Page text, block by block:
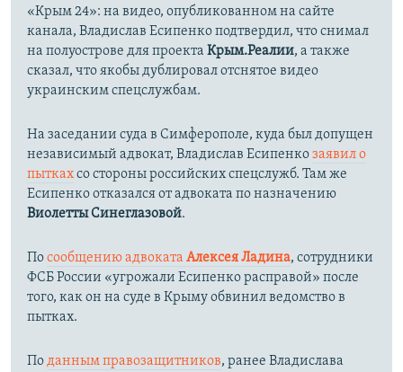
«Крым 24»: на видео, опубликованном на сайте
канала, Владислав Есипенко подтвердил, что снимал
на полуострове для проекта Крым.Реалии, а также
сказал, что якобы дублировал отснятое видео
украинским спецслужбам.
На заседании суда в Симферополе, куда был допущен
независимый адвокат, Владислав Есипенкозаявил о
пыткахсо стороны российских спецслужб. Там же
Есипенко отказался от адвоката по назначению
Виолетты Синеглазовой.
Посообщению адвоката Алексея Ладина, сотрудники
ФСБ России «угрожали Есипенко расправой» после
того, как он на суде в Крыму обвинил ведомство в
пытках.
Поданным правозащитников, ранее Владислава